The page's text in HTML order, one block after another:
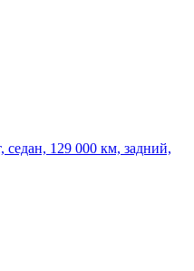
седан, 129 000 км, задний,